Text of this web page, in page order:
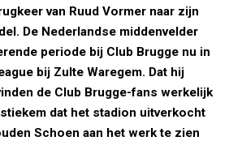
van Ruud Vormer naar zijn
De Nederlandse middenvelder
periode bij Club Brugge nu in
bij Zulte Waregem. Dat hij
de Club Brugge-fans werkelijk
dat het stadion uitverkocht
Schoen aan het werk te zien